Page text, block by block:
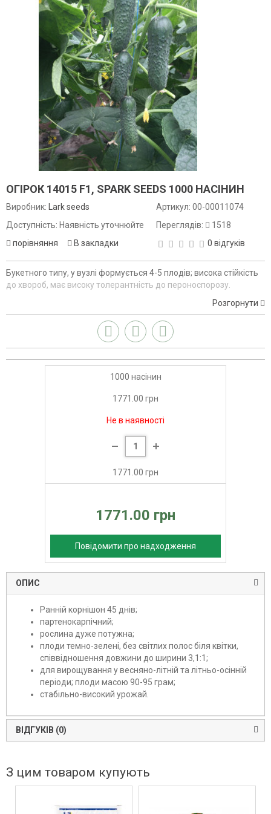
ОГІРОК 14015 F1, SPARK SEEDS 1000 НАСІНИН
Виробник:
Lark seeds
Доступність: Наявність уточнюйте
порівняння
В закладки
Артикул: 00-00011074
Переглядів:
1518
0 відгуків
Букетного типу, у вузлі формується 4-5 плодів; висока стійкість
до хвороб, має високу толерантність до пероноспорозу.
Розгорнути
1000 насінин
1771.00 грн
Не в наявності
1771.00 грн
1771.00 грн
Повідомити про надходження
ОПИС
Ранній корнішон 45 днів;
партенокарпічний;
рослина дуже потужна;
плоди темно-зелені, без світлих полос біля квітки,
співвідношення довжини до ширини 3,1:1;
для вирощування у весняно-літній та літньо-осінній
періоди; плоди масою 90-95 грам;
стабільно-високий урожай.
ВІДГУКІВ (0)
З цим товаром купують